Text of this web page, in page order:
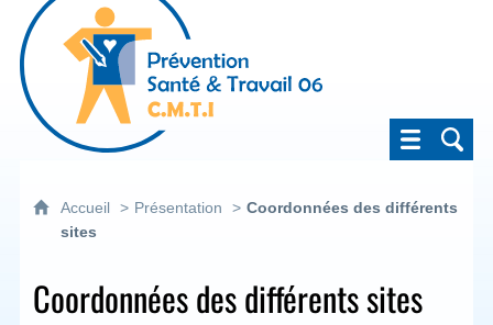
Accueil Présentation
Coordonnées des différents
sites
Coordonnées des différents sites